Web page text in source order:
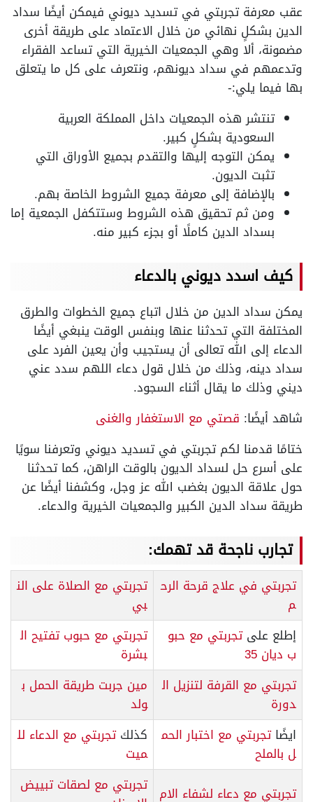
عقب معرفة تجربتي في تسديد ديوني فيمكن أيضًا سداد
الدين بشكلٍ نهائي من خلال الاعتماد على طريقة أخرى
مضمونة، ألا وهي الجمعيات الخيرية التي تساعد الفقراء
وتدعمهم في سداد ديونهم، ونتعرف على كل ما يتعلق
بها فيما يلي:-
تنتشر هذه الجمعيات داخل المملكة العربية
السعودية بشكلٍ كبير.
يمكن التوجه إليها والتقدم بجميع الأوراق التي
تثبت الديون.
بالإضافة إلى معرفة جميع الشروط الخاصة بهم.
ومن ثم تحقيق هذه الشروط وستتكفل الجمعية إما
بسداد الدين كاملًا أو بجزء كبير منه.
كيف اسدد ديوني بالدعاء
يمكن سداد الدين من خلال اتباع جميع الخطوات والطرق
المختلفة التي تحدثنا عنها وبنفس الوقت ينبغي أيضًا
الدعاء إلى الله تعالى أن يستجيب وأن يعين الفرد على
سداد دينه، وذلك من خلال قول دعاء اللهم سدد عني
ديني وذلك ما يقال أثناء السجود.
شاهد أيضًا: قصتي مع الاستغفار والغنى
ختامًا قدمنا لكم تجربتي في تسديد ديوني وتعرفنا سويًا
على أسرع حل لسداد الديون بالوقت الراهن، كما تحدثنا
حول علاقة الديون بغضب الله عز وجل، وكشفنا أيضًا عن
طريقة سداد الدين الكبير والجمعيات الخيرية والدعاء.
تجارب ناجحة قد تهمك:
تجربتي في علاج قرحة الرح
م
تجربتي مع الصلاة على الن
بي
إطلع علىتجربتي مع حبو
ب ديان 35
تجربتي مع حبوب تفتيح ال
بشرة
تجربتي مع القرفة لتنزيل ال
دورة
مين جربت طريقة الحمل ب
ولد
ايضًاتجربتي مع اختبار الحم
ل بالملح
كذلكتجربتي مع الدعاء لل
ميت
تجربتي مع دعاء لشفاء الام تجربتي مع لصقات تبييض